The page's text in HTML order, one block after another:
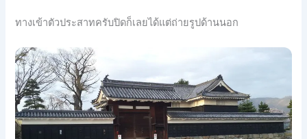
ทางเข้าตัวประสาทครับปิดก็เลยได้แต่ถ่ายรูปด้านนอก